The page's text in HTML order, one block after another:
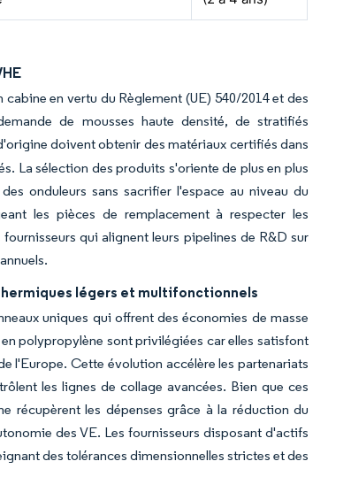
en vertu du Règlement (UE) 540/2014 et des
de mousses haute densité, de stratifiés
doivent obtenir des matériaux certifiés dans
La sélection des produits s'oriente de plus en plus
onduleurs sans sacrifier l'espace au niveau du
les pièces de remplacement à respecter les
qui alignent leurs pipelines de R&D sur
légers et multifonctionnels
uniques qui offrent des économies de masse
polypropylène sont privilégiées car elles satisfont
l'Europe. Cette évolution accélère les partenariats
les lignes de collage avancées. Bien que ces
récupèrent les dépenses grâce à la réduction du
des VE. Les fournisseurs disposant d'actifs
des tolérances dimensionnelles strictes et des